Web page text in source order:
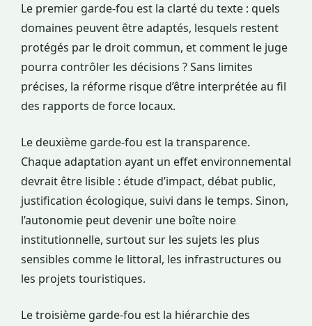
Le premier garde-fou est la clarté du texte : quels
domaines peuvent être adaptés, lesquels restent
protégés par le droit commun, et comment le juge
pourra contrôler les décisions ? Sans limites
précises, la réforme risque d’être interprétée au fil
des rapports de force locaux.
Le deuxième garde-fou est la transparence.
Chaque adaptation ayant un effet environnemental
devrait être lisible : étude d’impact, débat public,
justification écologique, suivi dans le temps. Sinon,
l’autonomie peut devenir une boîte noire
institutionnelle, surtout sur les sujets les plus
sensibles comme le littoral, les infrastructures ou
les projets touristiques.
Le troisième garde-fou est la hiérarchie des